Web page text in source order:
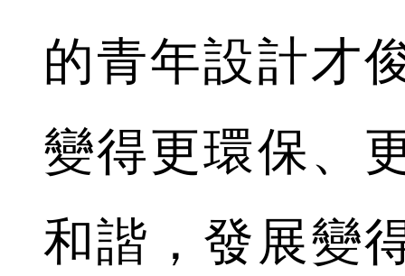
的青年設計才
變得更環保、
和諧，發展變